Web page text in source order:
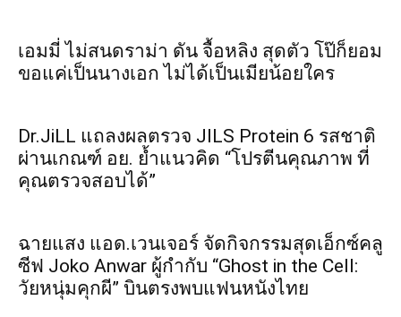
เอมมี่ ไม่สนดราม่า ดัน จื้อหลิง สุดตัว โป๊ก็ยอม
ขอแค่เป็นนางเอก ไม่ได้เป็นเมียน้อยใคร
Dr.JiLL แถลงผลตรวจ JILS Protein 6 รสชาติ
ผ่านเกณฑ์ อย. ย้ำแนวคิด “โปรตีนคุณภาพ ที่
คุณตรวจสอบได้”
ฉายแสง แอด.เวนเจอร์ จัดกิจกรรมสุดเอ็กซ์คลู
ซีฟ Joko Anwar ผู้กำกับ “Ghost in the Cell:
วัยหนุ่มคุกผี” บินตรงพบแฟนหนังไทย